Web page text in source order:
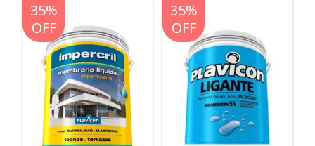
20%
OFF
35%
OFF
20%
OFF
35%
OFF